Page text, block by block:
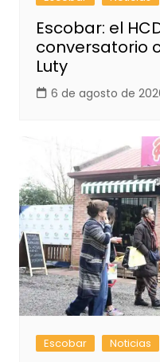
Escobar: el
conversatorio
Luty
6 de agosto de
Escobar Noticias